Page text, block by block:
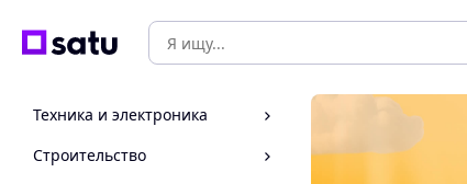
Техника и электроника
Строительство